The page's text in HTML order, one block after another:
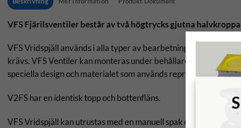
VFS Fjärilsventiler består av två högtrycks gjutna
VFS Vridspjäll används i alla typer av
krävs. VFS Ventiler kan monteras under behållare, fack, silo,
speciella design och materialet som används representerar de
V2FS har en identisk topp och bottenfläns.
VFS Vridspjäll kan utrustas med en manuell spak eller ett